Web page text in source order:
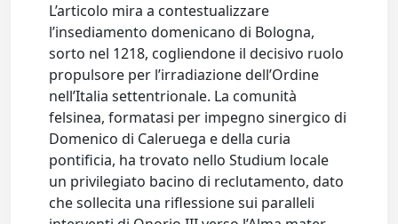
L’articolo mira a contestualizzare
l’insediamento domenicano di Bologna,
sorto nel 1218, cogliendone il decisivo ruolo
propulsore per l’irradiazione dell’Ordine
nell’Italia settentrionale. La comunità
felsinea, formatasi per impegno sinergico di
Domenico di Caleruega e della curia
pontificia, ha trovato nello Studium locale
un privilegiato bacino di reclutamento, dato
che sollecita una riflessione sui paralleli